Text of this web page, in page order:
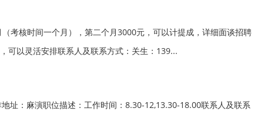
考核时间一个月），第二个月3000元，可以计提成，详细面谈招聘
可以灵活安排联系人及联系方式：关生：139...
址：麻演职位描述：工作时间：8.30-12,13.30-18.00联系人及联系